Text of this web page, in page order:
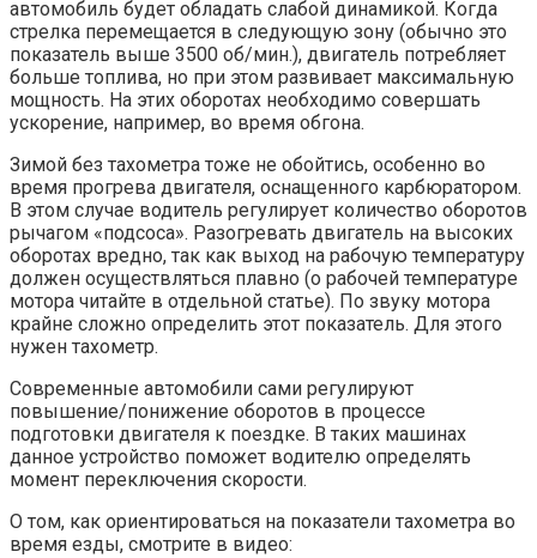
автомобиль будет обладать слабой динамикой. Когда
стрелка перемещается в следующую зону (обычно это
показатель выше 3500 об/мин.), двигатель потребляет
больше топлива, но при этом развивает максимальную
мощность. На этих оборотах необходимо совершать
ускорение, например, во время обгона.
Зимой без тахометра тоже не обойтись, особенно во
время прогрева двигателя, оснащенного карбюратором.
В этом случае водитель регулирует количество оборотов
рычагом «подсоса». Разогревать двигатель на высоких
оборотах вредно, так как выход на рабочую температуру
должен осуществляться плавно (о рабочей температуре
мотора читайте в отдельной статье). По звуку мотора
крайне сложно определить этот показатель. Для этого
нужен тахометр.
Современные автомобили сами регулируют
повышение/понижение оборотов в процессе
подготовки двигателя к поездке. В таких машинах
данное устройство поможет водителю определять
момент переключения скорости.
О том, как ориентироваться на показатели тахометра во
время езды, смотрите в видео: